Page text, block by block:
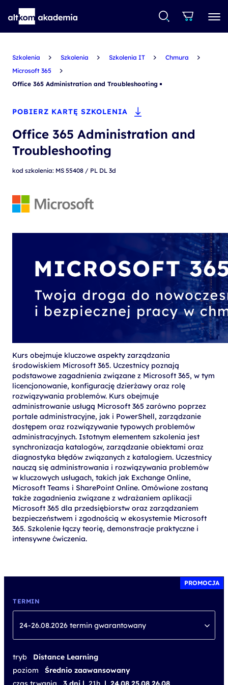
Szkolenia Szkolenia Szkolenia IT
Chmura
Microsoft 365
Office 365 Administration and Troubleshooting
POBIERZ KARTĘ SZKOLENIA
Office 365 Administration and
Troubleshooting
kod szkolenia: MS 55408 / PL DL 3d
Kurs obejmuje kluczowe aspekty zarządzania
środowiskiem Microsoft 365. Uczestnicy poznają
podstawowe zagadnienia związane z Microsoft 365, w tym
licencjonowanie, konfigurację dzierżawy oraz rolę
rozwiązywania problemów. Kurs obejmuje
administrowanie usługą Microsoft 365 zarówno poprzez
portale administracyjne, jak i PowerShell, zarządzanie
dostępem oraz rozwiązywanie typowych problemów
administracyjnych. Istotnym elementem szkolenia jest
synchronizacja katalogów, zarządzanie obiektami oraz
diagnostyka błędów związanych z katalogiem. Uczestnicy
nauczą się administrowania i rozwiązywania problemów
w kluczowych usługach, takich jak Exchange Online,
Microsoft Teams i SharePoint Online. Omówione zostaną
także zagadnienia związane z wdrażaniem aplikacji
Microsoft 365 dla przedsiębiorstw oraz zarządzaniem
bezpieczeństwem i zgodnością w ekosystemie Microsoft
365. Szkolenie łączy teorię, demonstracje praktyczne i
intensywne ćwiczenia.
PROMOCJA
TERMIN
24-26.08.2026 termin gwarantowany
tryb
Distance Learning
poziom
Średnio zaawansowany